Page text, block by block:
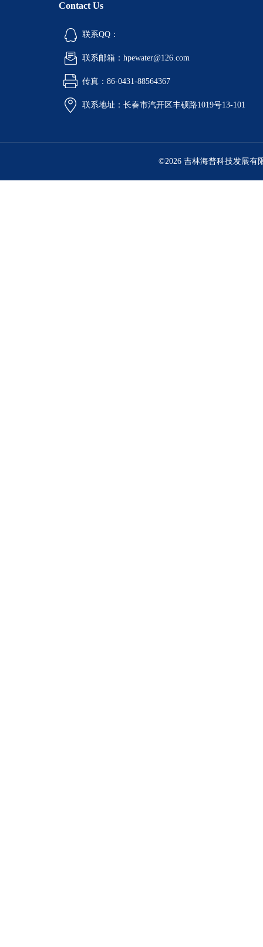
Contact Us
联系QQ：
联系邮箱：hpewater@126.com
传真：86-0431-88564367
联系地址：长春市汽开区丰硕路1019号13-101
©2026 吉林海普科技发展有